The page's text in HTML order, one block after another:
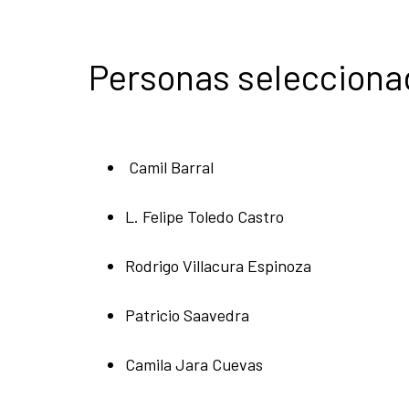
Personas
Camil Barral
L. Felipe Toledo Castro
Rodrigo Villacura Espinoza
Patricio Saavedra
Camila Jara Cuevas